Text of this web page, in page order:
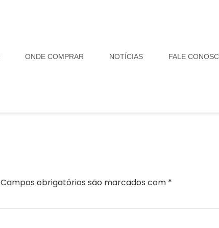
ONDE COMPRAR NOTÍCIAS FALE
Campos obrigatórios são marcados com *